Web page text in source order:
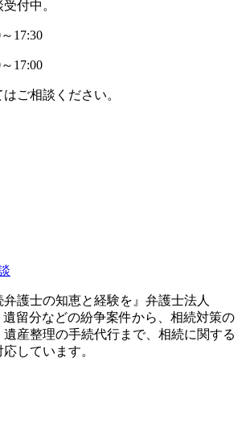
付中。
17:30
17:00
ご相談ください。
弁護士の知恵と経験を』弁護士法人
遺留分などの紛争案件から、相続対策の
産整理の手続代行まで、相続に関する
しています。